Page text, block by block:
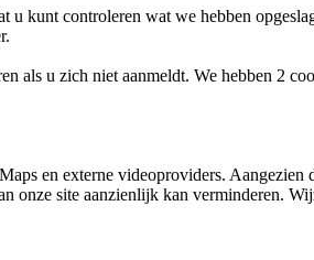
kunt controleren wat we hebben
als u zich niet aanmeldt. We hebben 2
en externe videoproviders.
site aanzienlijk kan verminderen.